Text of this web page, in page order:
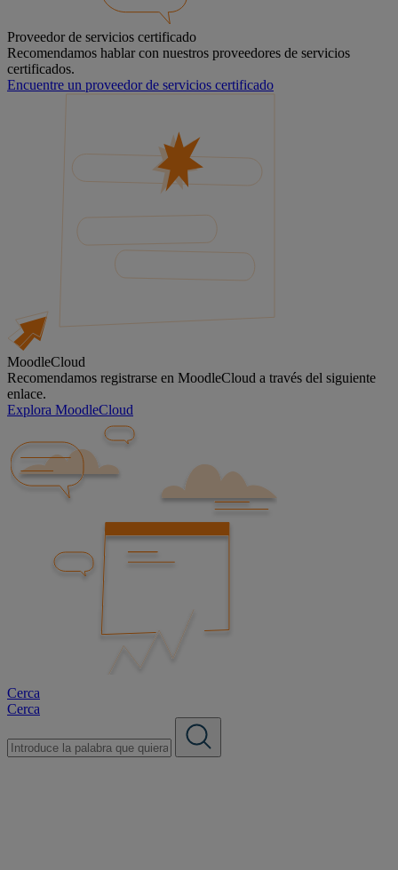
Proveedor de servicios certificado
Recomendamos hablar con nuestros proveedores de servicios
certificados.
Encuentre un proveedor de servicios certificado
MoodleCloud
Recomendamos registrarse en MoodleCloud a través del siguiente
enlace.
Explora MoodleCloud
Cerca
Cerca